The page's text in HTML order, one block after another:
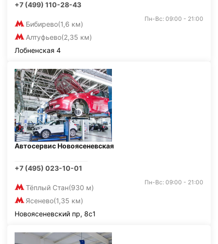
+7 (499) 110-28-43
Бибирево(1,6 км)
Алтуфьево(2,35 км)
Пн-Вс: 09:00 - 21:00
Лобненская 4
Автосервис Новоясеневская
+7 (495) 023-10-01
Тёплый Стан(930 м)
Ясенево(1,35 км)
Пн-Вс: 09:00 - 21:00
Новоясеневский пр, 8с1